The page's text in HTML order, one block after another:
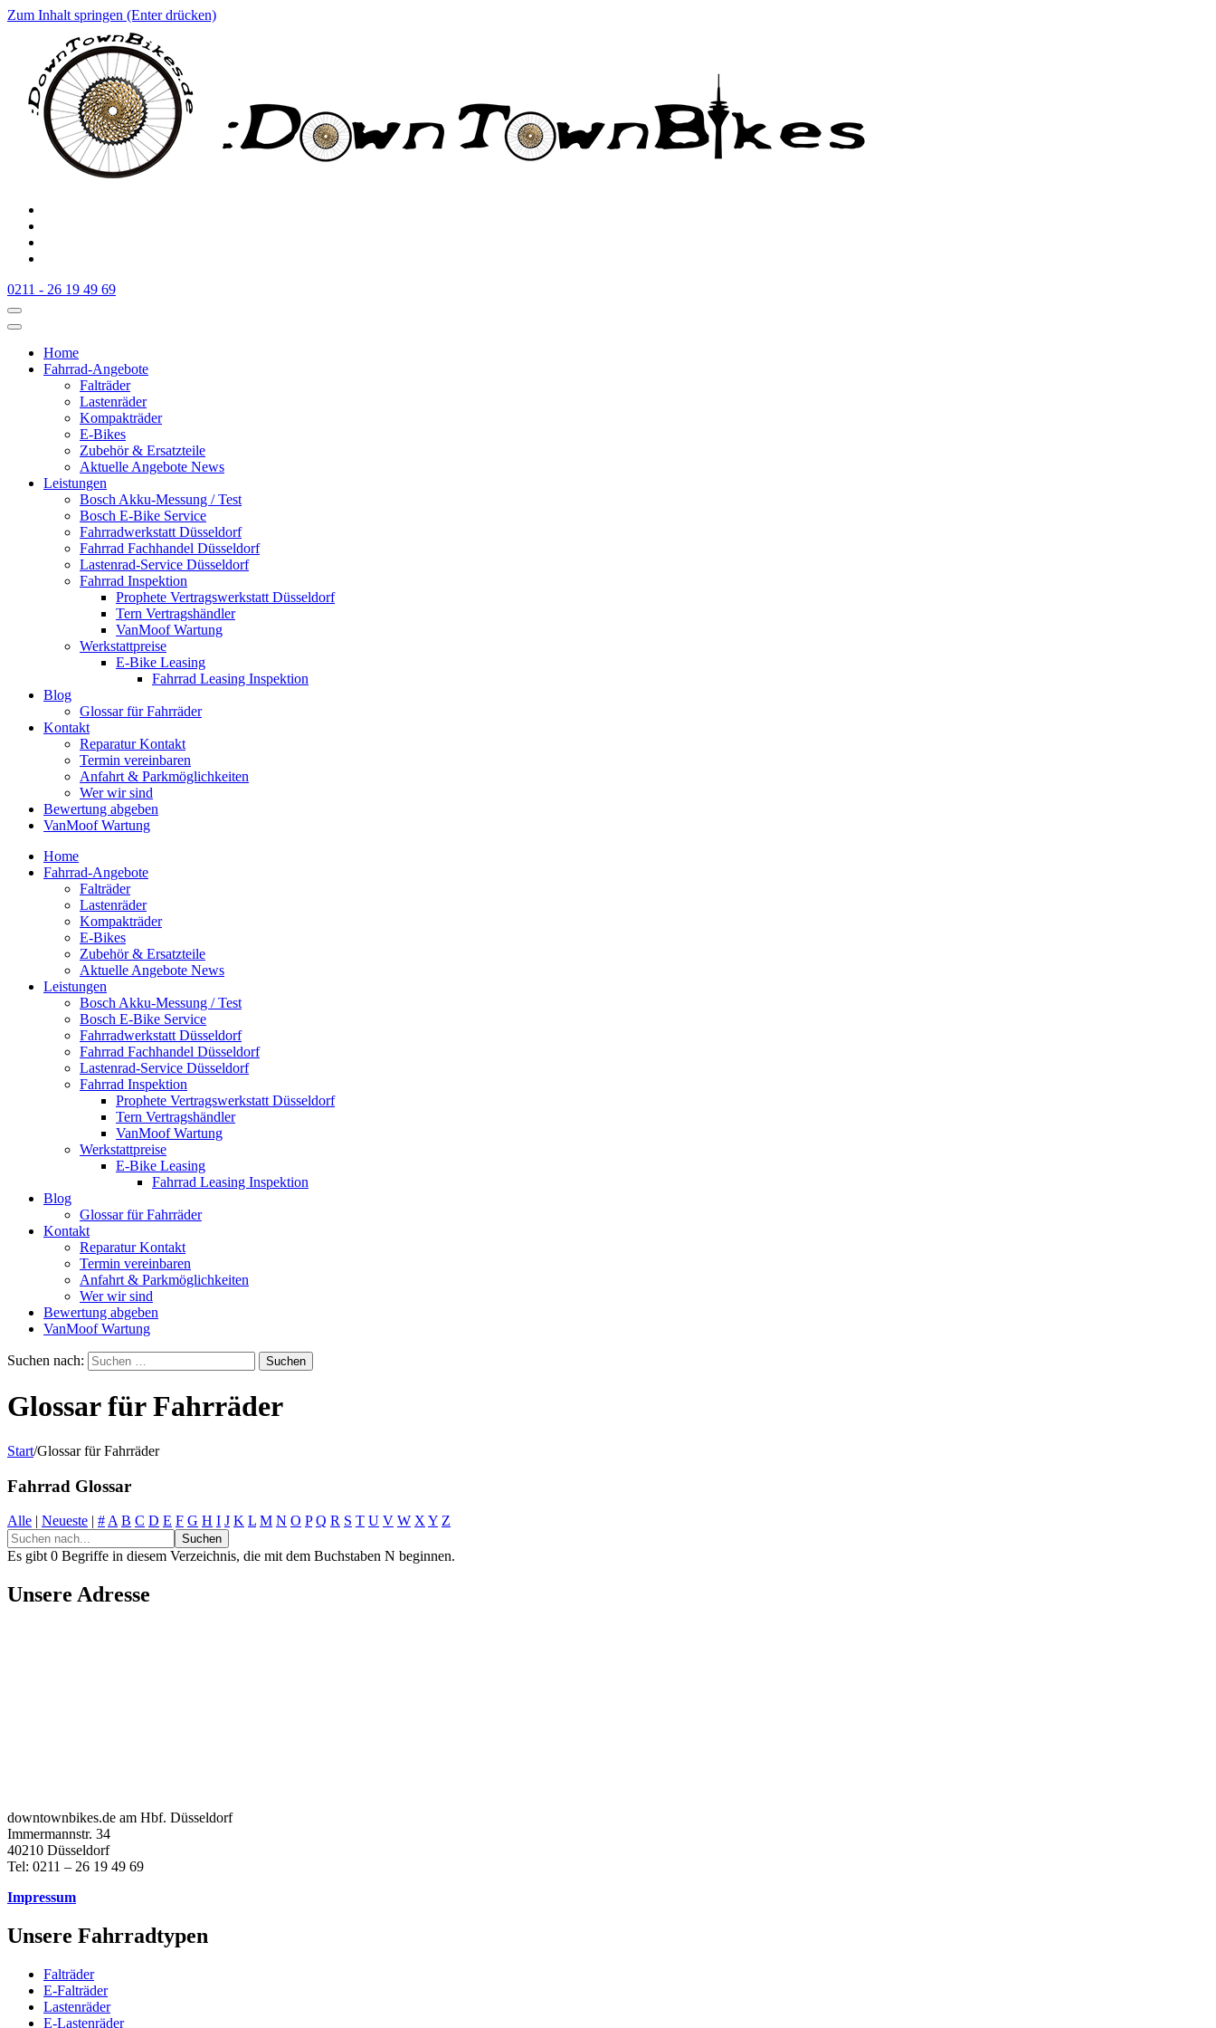
Zum Inhalt springen (Enter drücken)
:Downtownbikes
Der Fahrradladen in Düsseldorf am Hauptbahnhof
0211 - 26 19 49 69
Home
Fahrrad-Angebote
Falträder
Lastenräder
Kompakträder
E-Bikes
Zubehör & Ersatzteile
Aktuelle Angebote News
Leistungen
Bosch Akku-Messung / Test
Bosch E-Bike Service
Fahrradwerkstatt Düsseldorf
Fahrrad Fachhandel Düsseldorf
Lastenrad-Service Düsseldorf
Fahrrad Inspektion
Prophete Vertragswerkstatt Düsseldorf
Tern Vertragshändler
VanMoof Wartung
Werkstattpreise
E-Bike Leasing
Fahrrad Leasing Inspektion
Blog
Glossar für Fahrräder
Kontakt
Reparatur Kontakt
Termin vereinbaren
Anfahrt & Parkmöglichkeiten
Wer wir sind
Bewertung abgeben
VanMoof Wartung
Home
Fahrrad-Angebote
Falträder
Lastenräder
Kompakträder
E-Bikes
Zubehör & Ersatzteile
Aktuelle Angebote News
Leistungen
Bosch Akku-Messung / Test
Bosch E-Bike Service
Fahrradwerkstatt Düsseldorf
Fahrrad Fachhandel Düsseldorf
Lastenrad-Service Düsseldorf
Fahrrad Inspektion
Prophete Vertragswerkstatt Düsseldorf
Tern Vertragshändler
VanMoof Wartung
Werkstattpreise
E-Bike Leasing
Fahrrad Leasing Inspektion
Blog
Glossar für Fahrräder
Kontakt
Reparatur Kontakt
Termin vereinbaren
Anfahrt & Parkmöglichkeiten
Wer wir sind
Bewertung abgeben
VanMoof Wartung
Suchen nach:
Glossar für Fahrräder
Start/Glossar für Fahrräder
Fahrrad Glossar
Alle | Neueste | # A B C D E F G H I J K L M N O P Q R S T U V W X Y Z
Es gibt 0 Begriffe in diesem Verzeichnis, die mit dem Buchstaben N beginnen.
Unsere Adresse
downtownbikes.de am Hbf. Düsseldorf
Immermannstr. 34
40210 Düsseldorf
Tel: 0211 – 26 19 49 69
Impressum
Unsere Fahrradtypen
Falträder
E-Falträder
Lastenräder
E-Lastenräder